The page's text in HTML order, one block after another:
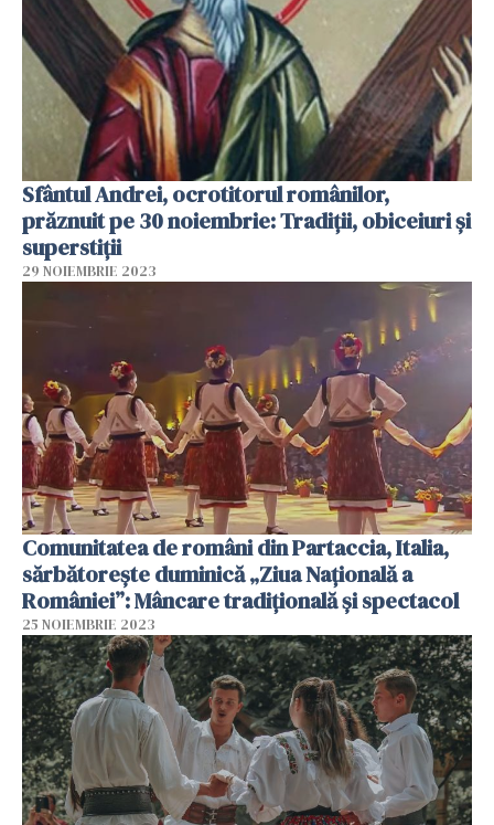
Sfântul Andrei, ocrotitorul românilor,
prăznuit pe 30 noiembrie: Tradiţii, obiceiuri și
superstiţii
29 NOIEMBRIE 2023
Comunitatea de români din Partaccia, Italia,
sărbătorește duminică „Ziua Națională a
României”: Mâncare tradițională și spectacol
25 NOIEMBRIE 2023